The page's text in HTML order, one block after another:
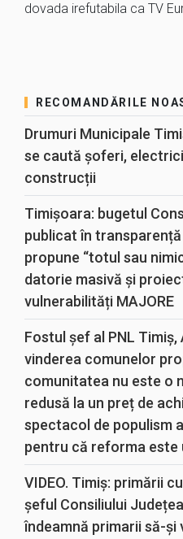
dovada irefutabila ca TV
RECOMANDĂRILE
Drumuri Municipale
se caută șoferi,
construcții
Timișoara: bugetul
publicat în
propune “totul sau
datorie masivă și
vulnerabilități MAJORE
Fostul șef al PNL
vinderea comunelor
comunitatea nu este o
redusă la un preț de
spectacol de populism
pentru că reforma este
VIDEO. Timiș: primării
șeful Consiliului
îndeamnă primarii să-și